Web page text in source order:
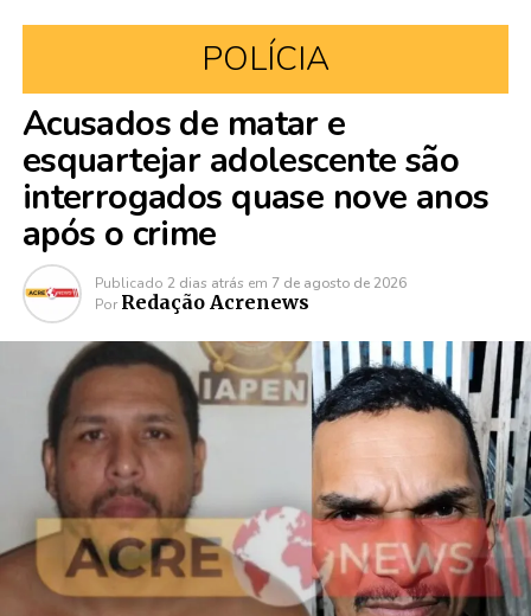
POLÍCIA
Acusados de matar e
esquartejar adolescente são
interrogados quase nove anos
após o crime
Publicado 2 dias atrás em 7 de agosto de 2026
Por Redação Acrenews